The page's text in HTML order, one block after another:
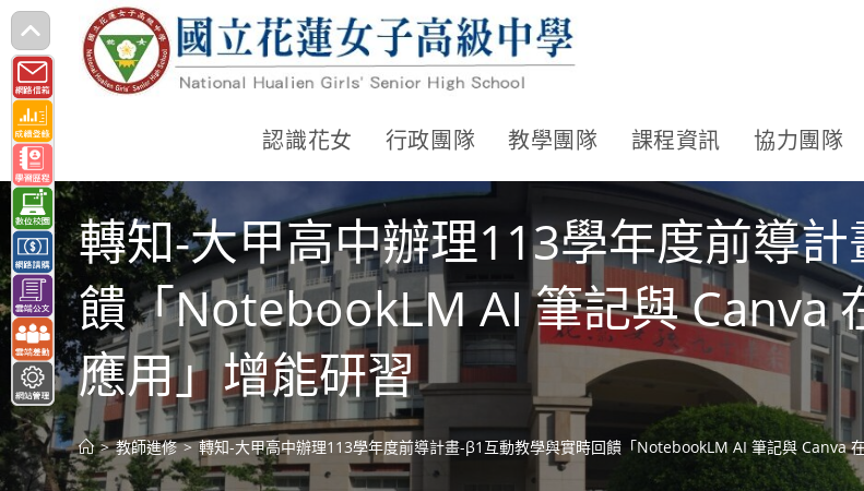
跳
轉
至
主
要
內
容
認識花女 行政團隊 教學團隊 課程資訊 協力團隊
轉知-大甲高中辦理113學年度前導
饋「NotebookLM AI 筆記與 Canva
應用」增能研習
> 教師進修 > 轉知-大甲高中辦理113學年度前導計畫-β1互動教學與實時回饋「NotebookLM AI 筆記與 Canva